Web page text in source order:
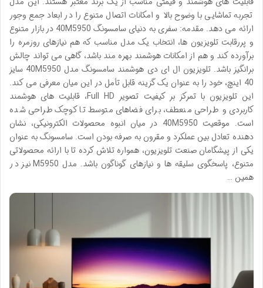
تجربه تماشایی با وضوح بالا و امکانات اتصال متنوع را در ابعاد جمع وجور
ارائه می دهد. مقدمه: سفری به دنیای سامسونگ 40M5950 در بازار متنوع
و پررقابت تلویزیون ها، انتخاب یک مدل مناسب که هم نیازهای روزمره را
برآورده کند و هم از امکانات هوشمند بهره مند باشد، گاهی می تواند چالش
برانگیز باشد. تلویزیون ال ای دی هوشمند سامسونگ مدل 40M5950 سایز
40 اینچ، خود را به عنوان یک گزینه قابل تأمل در این میان معرفی می کند.
این تلویزیون با تمرکز بر کیفیت تصویر Full HD، قابلیت های هوشمند
کاربردی و طراحی منعطف، برای فضاهای متوسط تا کوچک طراحی شده
است. موقعیت 40M5950 در میان انبوه محصولات الکترونیکی، نشان
دهنده تعادل بین عملکرد و مقرون به صرفه بودن است. سامسونگ به عنوان
یکی از پیشگامان صنعت تلویزیون، همواره تلاش کرده تا با ارائه محصولاتی
متنوع، پاسخگوی سلیقه ها و نیازهای گوناگون باشد. مدل M5950 نیز در
همین …